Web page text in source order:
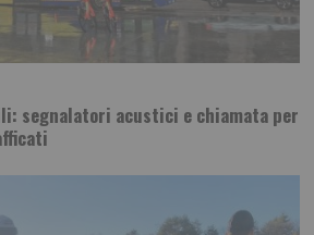
segnalatori acustici e chiamata per